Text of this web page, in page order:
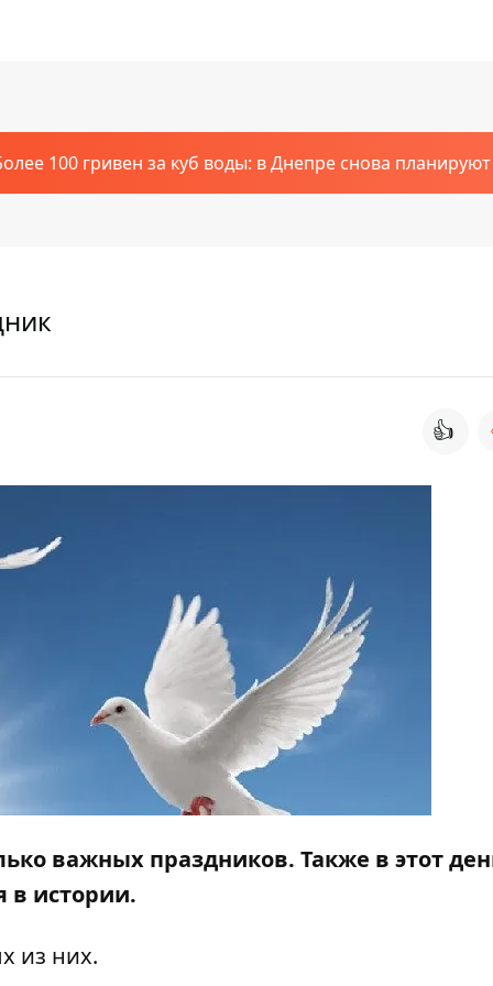
100 гривен за куб воды: в Днепре снова
👍
важных праздников. Также в этот
в истории.
из них.